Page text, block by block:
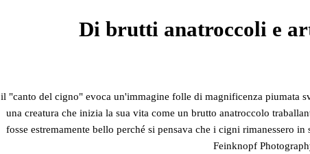
Di brutti anatroccoli e
il "canto del cigno" evoca un'immagine folle di magnificenza piumata
una creatura che inizia la sua vita come un brutto anatroccolo
fosse estremamente bello perché si pensava che i cigni rimanessero
Feinknopf